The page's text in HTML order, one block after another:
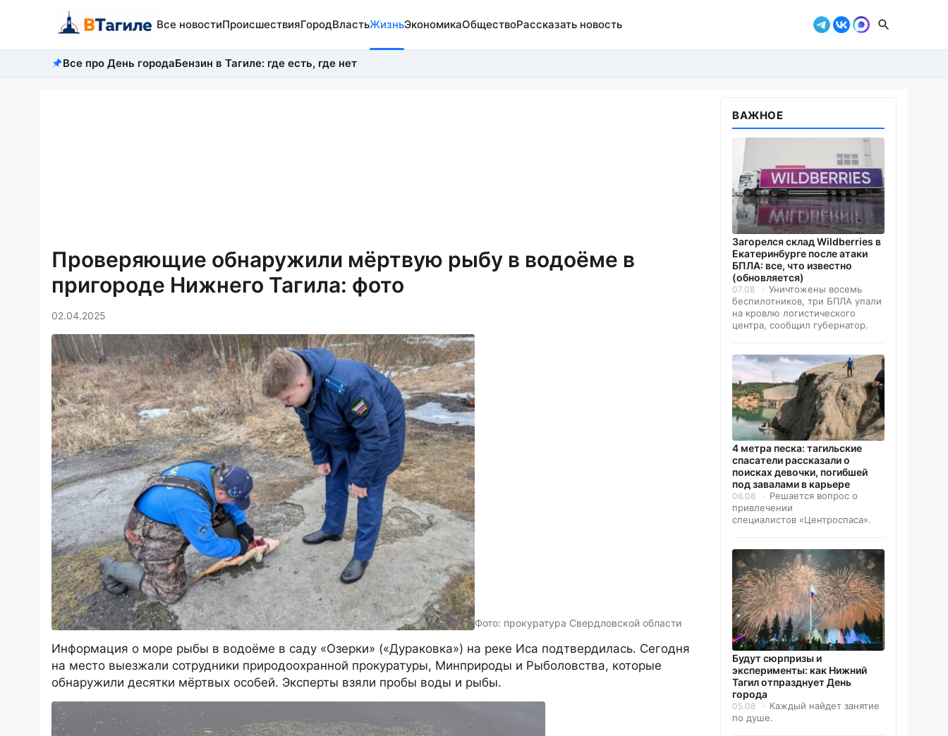
Все новостиПроисшествияГородВластьЖизньЭкономикаОбществоРассказать новость
Все про День городаБензин в Тагиле: где есть, где нет
Проверяющие обнаружили мёртвую рыбу в водоёме в
пригороде Нижнего Тагила: фото
02.04.2025
Фото: прокуратура Свердловской области
Информация о море рыбы в водоёме в саду «Озерки» («Дураковка») на реке Иса подтвердилась. Сегодня
на место выезжали сотрудники природоохранной прокуратуры, Минприроды и Рыболовства, которые
обнаружили десятки мёртвых особей. Эксперты взяли пробы воды и рыбы.
ВАЖНОЕ
Загорелся склад Wildberries в
Екатеринбурге после атаки
БПЛА: все, что известно
(обновляется)
07.08
Уничтожены восемь
беспилотников, три БПЛА упали
на кровлю логистического
центра, сообщил губернатор.
4 метра песка: тагильские
спасатели рассказали о
поисках девочки, погибшей
под завалами в карьере
06.08
Решается вопрос о
привлечении
специалистов «Центроспаса».
Будут сюрпризы и
эксперименты: как Нижний
Тагил отпразднует День
города
05.08
Каждый найдет занятие
по душе.